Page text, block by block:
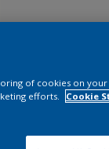
of cookies on
efforts.
Cookie